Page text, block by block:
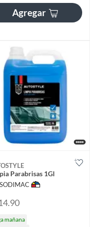
Agregar
Parabrisas 1Gl
mañana